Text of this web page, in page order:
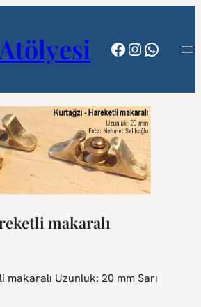
Facebook
Instagram
makaralı
makaralı Uzunluk: 20 mm Sarı